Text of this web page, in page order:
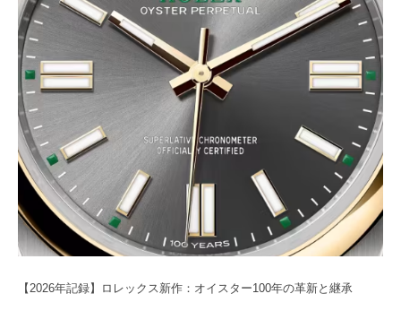
【2026年記録】ロレックス新作：オイスター100年の革新と継承